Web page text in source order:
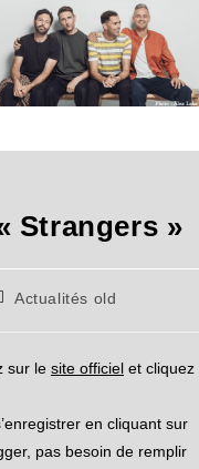
Strangers »
Actualités old
sur le site officiel et cliquez
en cliquant sur
pas besoin de remplir